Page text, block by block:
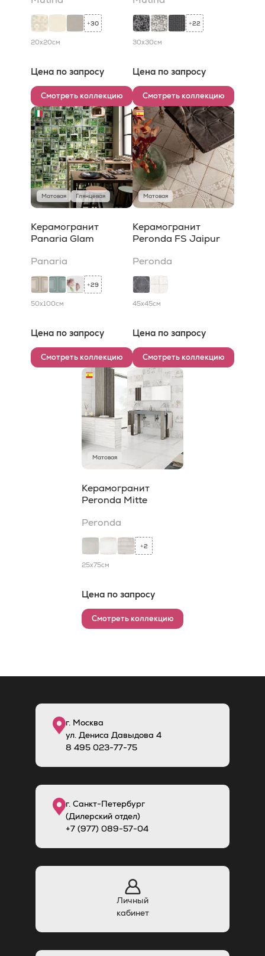
+30
20x20см
Цена по запросу
Смотреть коллекцию
+22
30x30см
Цена по запросу
Смотреть коллекцию
Матовая Глянцевая
Керамогранит
Panaria Glam
Panaria
+29
50x100см
Цена по запросу
Смотреть коллекцию
Матовая
Керамогранит
Peronda FS Jaipur
Peronda
45x45см
Цена по запросу
Смотреть коллекцию
Матовая
Керамогранит
Peronda Mitte
Peronda
+2
25x75см
Цена по запросу
Смотреть коллекцию
г. Москва
ул. Дениса Давыдова 4
8 495 023-77-75
г. Санкт-Петербург
(Дилерский отдел)
+7 (977) 089-57-04
Личный
кабинет